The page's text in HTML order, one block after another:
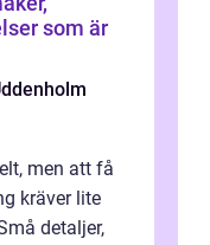
som är
men att få
kräver lite
detaljer,